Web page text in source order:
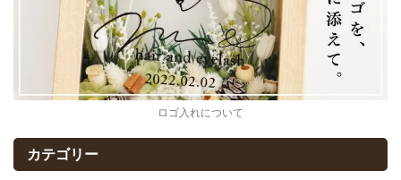
ロゴ入れについて
カテゴリー